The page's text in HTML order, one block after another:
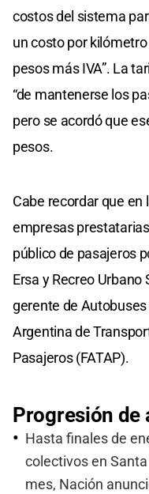
costos del sistema
un costo por
pesos más IVA”. La
“de mantenerse los
pero se acordó que
pesos.
Cabe recordar que en
empresas
público de pasajeros
Ersa y Recreo Urbano
gerente de
Argentina de
Pasajeros (FATAP).
Progresión de
Hasta finales de
colectivos en
mes, Nación